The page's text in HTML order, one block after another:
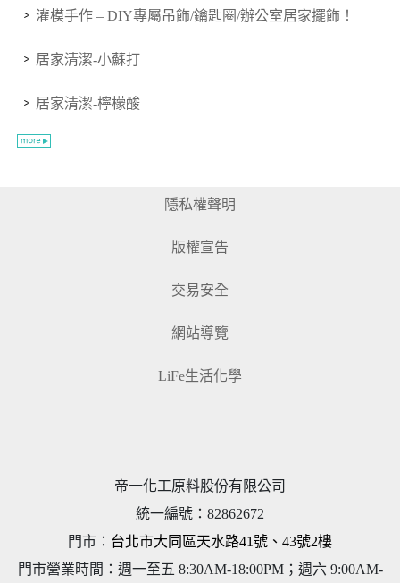
灌模手作 – DIY專屬吊飾/鑰匙圈/辦公室居家擺飾！
居家清潔-小蘇打
居家清潔-檸檬酸
隱私權聲明
版權宣告
交易安全
網站導覽
LiFe生活化學
帝一化工原料股份有限公司
統一編號 ： 82862672
門市： 台北市大同區天水路41號、43號2樓
門市營業時間：週一至五 8:30AM-18:00PM；週六 9:00AM-